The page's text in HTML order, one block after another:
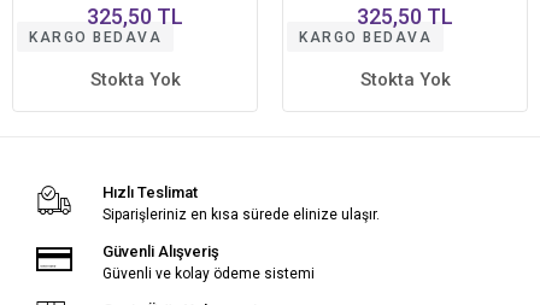
Wax Doğal, Güçlü Tutuş
Uzun Süreli Etki No10
150ml
325,50 TL
KARGO BEDAVA
Stokta Yok
Wax Doğal Güçlü Tutuş
Uzun Süreli Etki No09
150ml
325,50 TL
KARGO BEDAVA
Stokta Yok
Hızlı Teslimat
Siparişleriniz en kısa sürede elinize ulaşır.
Güvenli Alışveriş
Güvenli ve kolay ödeme sistemi